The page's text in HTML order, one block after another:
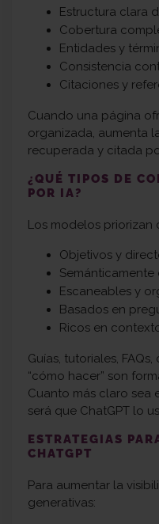
Estructura clara
Cobertura
Entidades y
Consistencia
Citaciones y
Cuando una página
organizada, aumenta
recuperada y citada
¿QUÉ TIPOS DE
POR IA?
Los modelos priorizan
Objetivos y
Escaneables y
Basados en
Ricos en
Guías, tutoriales,
“cómo hacer” son
Cuanto más claro sea
será que ChatGPT lo
ESTRATEGIAS
CHATGPT
Para aumentar la
generativas: